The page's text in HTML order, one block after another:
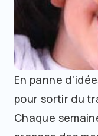
En panne
pour sortir du
Chaque